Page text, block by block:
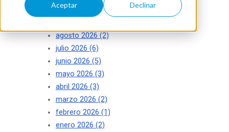
Aceptar Declinar
Archivo
agosto 2026 (2)
julio 2026 (6)
junio 2026 (5)
mayo 2026 (3)
abril 2026 (3)
marzo 2026 (2)
febrero 2026 (1)
enero 2026 (2)